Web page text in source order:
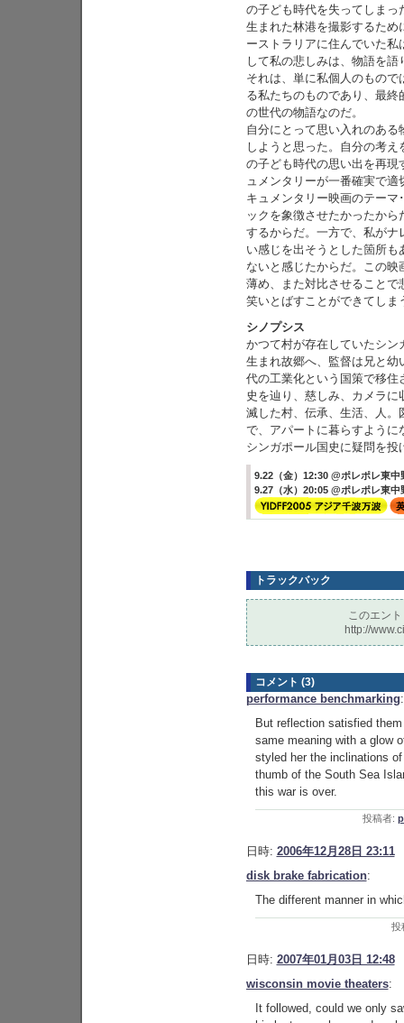
の子ども時代を失ってしま
生まれた林港を撮影するた
ーストラリアに住んでいた
して私の悲しみは、物語を
それは、単に私個人のもの
る私たちのものであり、最
の世代の物語なのだ。
自分にとって思い入れのあ
しようと思った。自分の考
の子ども時代の思い出を再
ュメンタリーが一番確実で
キュメンタリー映画のテー
ックを象徴させたかったか
するからだ。一方で、私が
い感じを出そうとした箇所
ないと感じたからだ。この映
薄め、また対比させること
笑いとばすことができてし
シノプシス
かつて村が存在していたシ
生まれ故郷へ、監督は兄と幼
代の工業化という国策で移
史を辿り、慈しみ、カメラ
滅した村、伝承、生活、人
で、アパートに暮らすよう
シンガポール国史に疑問を投
9.22（金）12:30 @ポレポレ東中
9.27（水）20:05 @ポレポレ東中
トラックバック
このエン
http://
コメント (3)
performance benchmarking:
But reflection satisfied
same meaning with a glow
styled her the inclinations
thumb of the South Sea
this war is over.
投稿者:
日時: 2006年12月28日 23:11
disk brake fabrication:
The different manner in
投
日時: 2007年01月03日 12:48
wisconsin movie theaters:
It followed, could we only